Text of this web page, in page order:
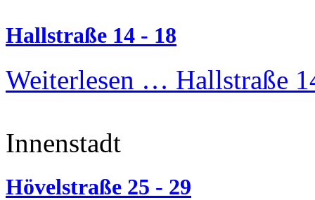
Hallstraße 14 - 18
Weiterlesen … Hallstraße
Innenstadt
Hövelstraße 25 - 29